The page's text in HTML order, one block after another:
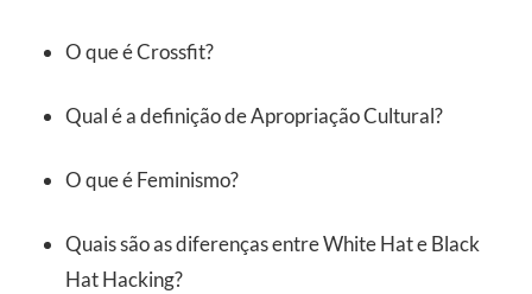
O que é Crossfit?
Qual é a definição de Apropriação Cultural?
O que é Feminismo?
Quais são as diferenças entre White Hat e Black
Hat Hacking?